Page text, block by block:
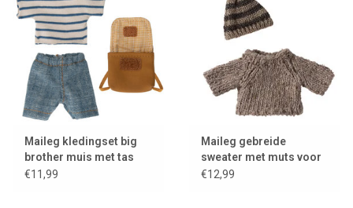
Maileg kledingset big
brother muis met tas
€11,99
Maileg gebreide
sweater met muts voor
Big Brother muis
€12,99